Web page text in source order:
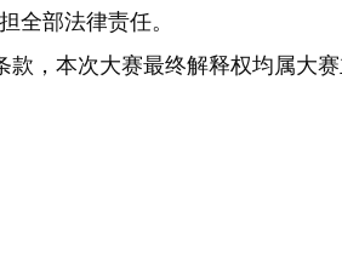
全部法律责任。
，本次大赛最终解释权均属大